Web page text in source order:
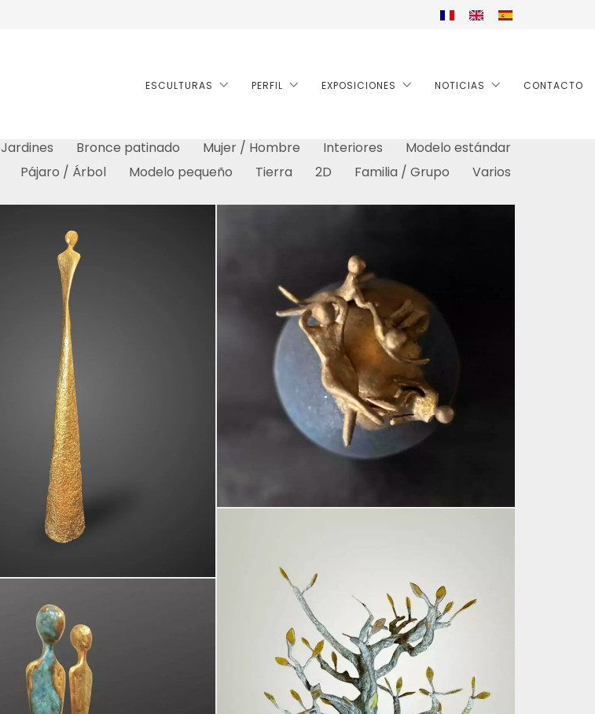
ESCULTURAS PERFIL EXPOSICIONES NOTICIAS CONTACTO
Jardines Bronce patinado Mujer / Hombre Interiores
Modelo estándar
Pájaro / Árbol
Modelo pequeño Tierra 2D Familia / Grupo Varios